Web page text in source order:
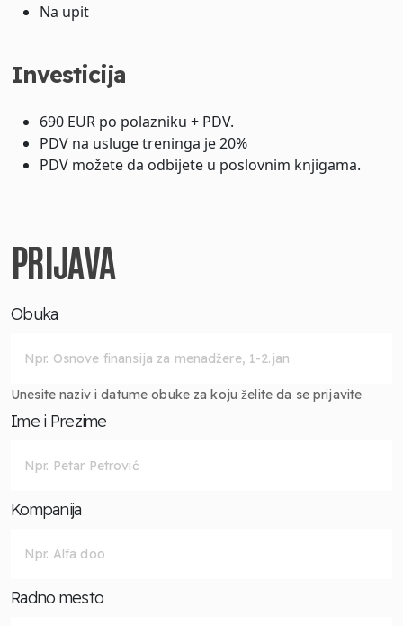
Na upit
Investicija
690 EUR po polazniku + PDV.
PDV na usluge treninga je 20%
PDV možete da odbijete u poslovnim knjigama.
PRIJAVA
Obuka
Unesite naziv i datume obuke za koju želite da se prijavite
Ime i Prezime
Kompanija
Radno mesto